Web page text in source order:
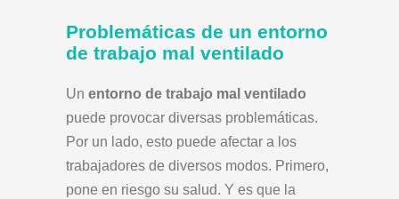
Problemáticas de un entorno
de trabajo mal ventilado
Un entorno de trabajo mal ventilado
puede provocar diversas problemáticas.
Por un lado, esto puede afectar a los
trabajadores de diversos modos. Primero,
pone en riesgo su salud. Y es que la